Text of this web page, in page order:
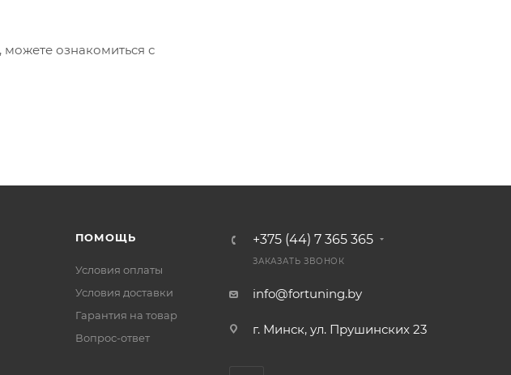
можете ознакомиться с
ПОМОЩЬ
Условия оплаты
Условия доставки
Гарантия на товар
Вопрос-ответ
+375 (44) 7 365 365
ЗАКАЗАТЬ ЗВОНОК
info@fortuning.by
г. Минск, ул. Прушинских 23